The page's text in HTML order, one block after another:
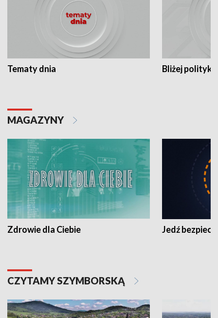
Tematy dnia Bliżej polityki
MAGAZYNY
Zdrowie dla Ciebie Jedź
CZYTAMY SZYMBORSKĄ